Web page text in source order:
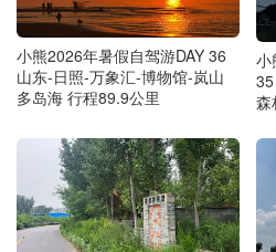
小熊2026年暑假自驾游DAY 36
山东-日照-万象汇-博物馆-岚山
多岛海 行程89.9公里
小
森